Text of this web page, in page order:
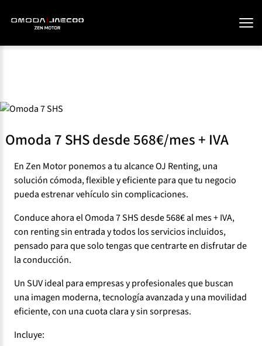
Omoda 7 SHS desde 568€/mes + IVA
En Zen Motor ponemos a tu alcance OJ Renting, una
solución cómoda, flexible y eficiente para que tu negocio
pueda estrenar vehículo sin complicaciones.
Conduce ahora el Omoda 7 SHS desde 568€ al mes + IVA,
con renting sin entrada y todos los servicios incluidos,
pensado para que solo tengas que centrarte en disfrutar de
la conducción.
Un SUV ideal para empresas y profesionales que buscan
una imagen moderna, tecnología avanzada y una movilidad
eficiente, con una cuota clara y sin sorpresas.
Incluye: